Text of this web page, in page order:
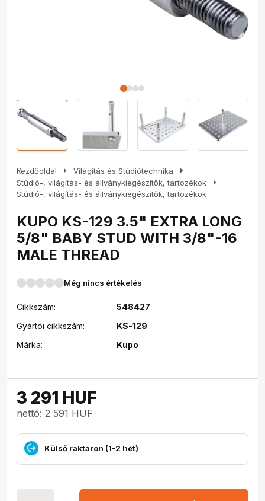
Kezdőoldal arrow_right Világítás és Stúdiótechnika arrow_right
Stúdió-, világítás- és állványkiegészítők, tartozékok arrow_right
Stúdió-, világítás- és állványkiegészítők, tartozékok
KUPO KS-129 3.5" EXTRA LONG
5/8" BABY STUD WITH 3/8"-16
MALE THREAD
Még nincs értékelés
Cikkszám:
548427
Gyártói cikkszám:
KS-129
Márka:
Kupo
3 291 HUF
nettó: 2 591 HUF
Külső raktáron (1-2 hét)